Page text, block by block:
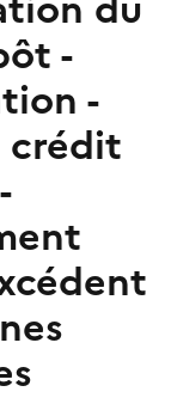
-
-
crédit